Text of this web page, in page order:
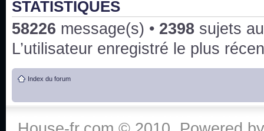
3x24 Human Error mais je suis pas sur
Bonjour j'aimerais que l'on m'aide à trouver un
qu'une personne fait un arrêt cardiaque mais
:he:
STATISTIQUES
58226 message(s) • 2398 sujets
L’utilisateur enregistré le plus
Index du forum